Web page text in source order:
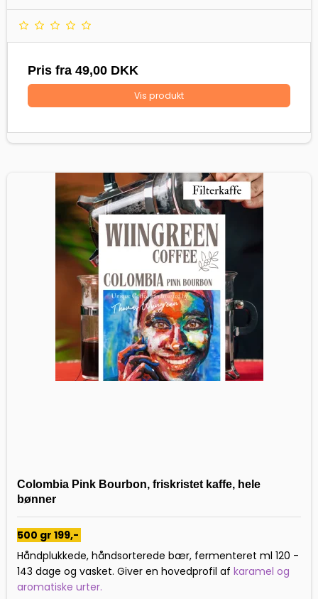
Pris fra 49,00 DKK
Vis produkt
Colombia Pink Bourbon, friskristet kaffe, hele
bønner
500 gr 199,-
Håndplukkede, håndsorterede bær, fermenteret ml 120 -
143 dage og vasket. Giver en hovedprofil af karamel og
aromatiske urter.